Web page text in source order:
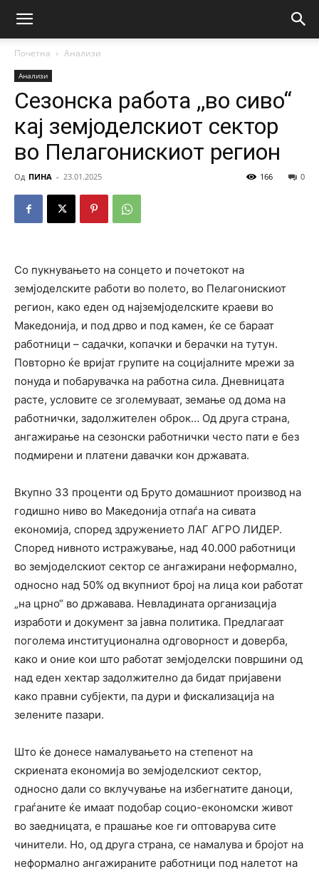
Почетна Анализи
Анализи
Сезонска работа ,,во сиво“
кај земјоделскиот сектор
во Пелагонискиот регион
Од ПИНА - 23.01.2025 0
166
Со пукнувањето на сонцето и почетокот на
земјоделските работи во полето, во Пелагонискиот
регион, како еден од најземјоделските краеви во
Македонија, и под дрво и под камен, ќе се бараат
работници – садачки, копачки и берачки на тутун.
Повторно ќе вријат групите на социјалните мрежи за
понуда и побарувачка на работна сила. Дневницата
расте, условите се зголемуваат, земање од дома на
работнички, задолжителен оброк… Од друга страна,
ангажирање на сезонски работнички често пати е без
подмирени и платени давачки кон државата.
Вкупно 33 проценти од Бруто домашниот производ на
годишно ниво во Македонија отпаѓа на сивата
економија, според здружението ЛАГ АГРО ЛИДЕР.
Според нивното истражување, над 40.000 работници
во земјоделскиот сектор се ангажирани неформално,
односно над 50% од вкупниот број на лица кои работат
„на црно“ во државава. Невладината организација
изработи и документ за јавна политика. Предлагаат
поголема институционална одговорност и доверба,
како и оние кои што работат земјоделски површини од
над еден хектар задолжително да бидат пријавени
како правни субјекти, па дури и фискализација на
зелените пазари.
Што ќе донесе намалувањето на степенот на
скриената економија во земјоделскиот сектор,
односно дали со вклучување на избегнатите даноци,
граѓаните ќе имаат подобар социо-економски живот
во заедницата, е прашање кое ги оптоварува сите
чинители. Но, од друга страна, се намалува и бројот на
неформално ангажираните работници под налетот на